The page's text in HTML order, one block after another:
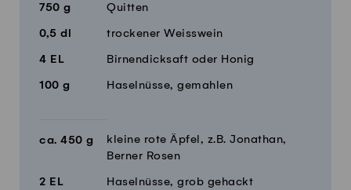
750 g Quitten
0,5 dl trockener Weisswein
4 EL Birnendicksaft oder Honig
100 g Haselnüsse, gemahlen
ca. 450 g
kleine rote Äpfel, z.B. Jonathan,
Berner Rosen
2 EL Haselnüsse, grob gehackt